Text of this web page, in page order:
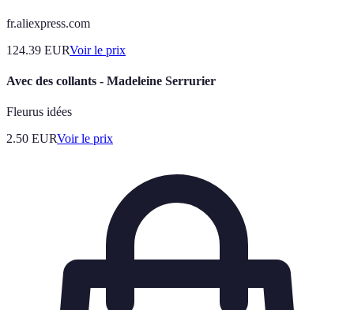
fr.aliexpress.com
124.39 EURVoir le prix
Avec des collants - Madeleine Serrurier
Fleurus idées
2.50 EURVoir le prix